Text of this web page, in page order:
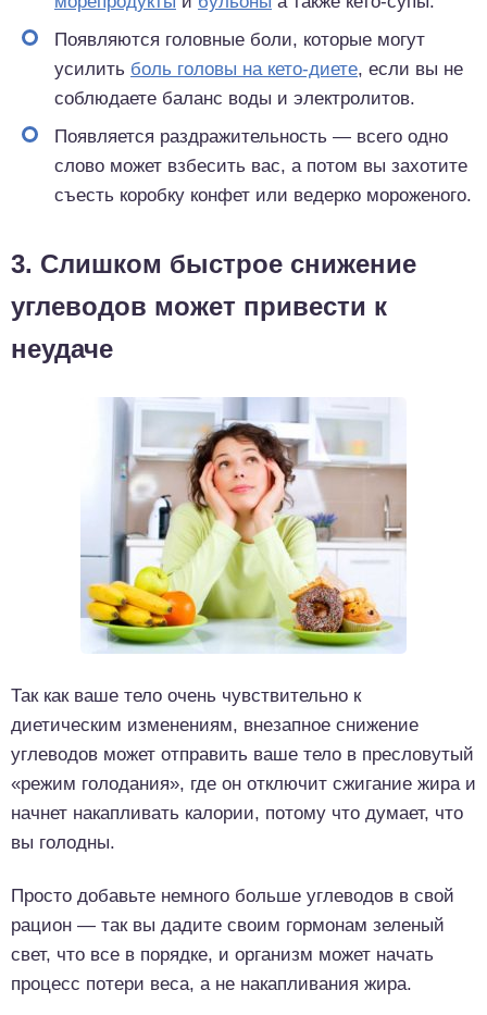
Появляются головные боли, которые могут
усилить боль головы на кето-диете, если вы не
соблюдаете баланс воды и электролитов.
Появляется раздражительность — всего одно
слово может взбесить вас, а потом вы захотите
съесть коробку конфет или ведерко мороженого.
3. Слишком быстрое снижение
углеводов может привести к
неудаче
Так как ваше тело очень чувствительно к
диетическим изменениям, внезапное снижение
углеводов может отправить ваше тело в пресловутый
«режим голодания», где он отключит сжигание жира и
начнет накапливать калории, потому что думает, что
вы голодны.
Просто добавьте немного больше углеводов в свой
рацион — так вы дадите своим гормонам зеленый
свет, что все в порядке, и организм может начать
процесс потери веса, а не накапливания жира.